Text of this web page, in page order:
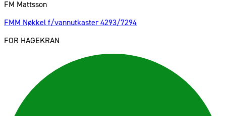
FM Mattsson
FMM Nøkkel f/vannutkaster 4293/7294
FOR HAGEKRAN